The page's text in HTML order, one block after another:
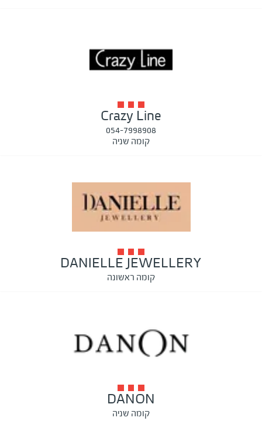
Crazy Line
054-7998908
קומה שניה
DANIELLE JEWELLERY
קומה ראשונה
DANON
קומה שניה